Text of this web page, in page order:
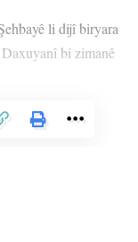
li dijî biryara
bi zimanê